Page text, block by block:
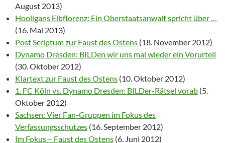
August 2013)
Hooligans Elbflorenz: Ein Oberstaatsanwalt spricht über …
(16. Mai 2013)
Post Scriptum zur Faust des Ostens (18. November 2012)
Dynamo Dresden: BILDen wir uns mal wieder ein Vorurteil
(30. Oktober 2012)
Klartext zur Faust des Ostens (10. Oktober 2012)
1. FC Köln vs. Dynamo Dresden: BILDer-Rätsel vorab (5.
Oktober 2012)
Sachsen: Vier Fan-Gruppen im Fokus des
Verfassungsschutzes (16. September 2012)
Im Fokus – Faust des Ostens (6. Juni 2012)